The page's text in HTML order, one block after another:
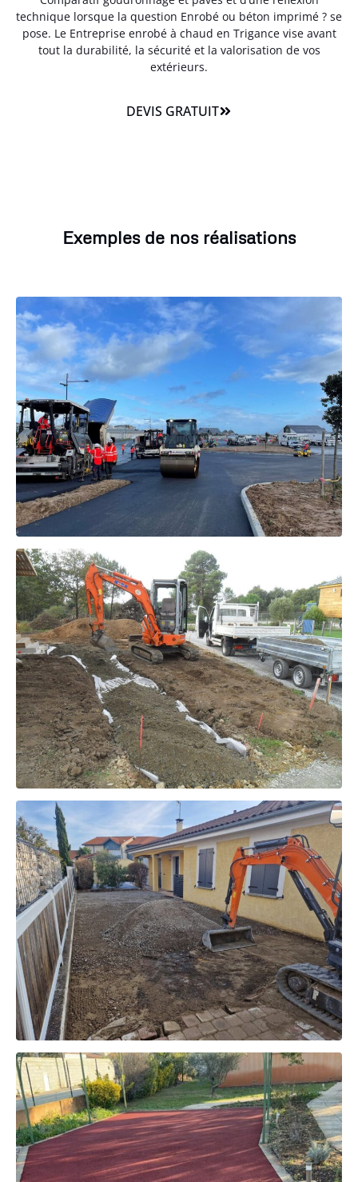
technique lorsque la question Enrobé ou béton imprimé ? se
pose. Le Entreprise enrobé à chaud en Trigance vise avant
tout la durabilité, la sécurité et la valorisation de vos
extérieurs.
DEVIS GRATUIT
Exemples de nos réalisations